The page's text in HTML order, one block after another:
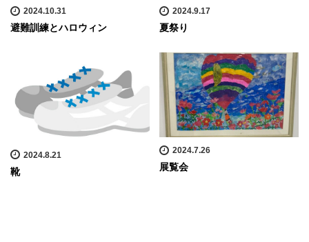
2024.10.31
避難訓練とハロウィン
2024.9.17
夏祭り
2024.8.21
靴
2024.7.26
展覧会